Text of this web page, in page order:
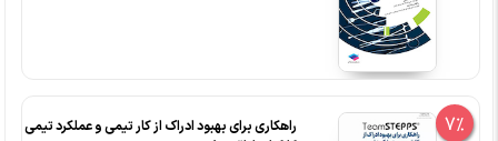
7%
راهکاری برای بهبود ادراک از کار تیمی و عملکرد تیمی